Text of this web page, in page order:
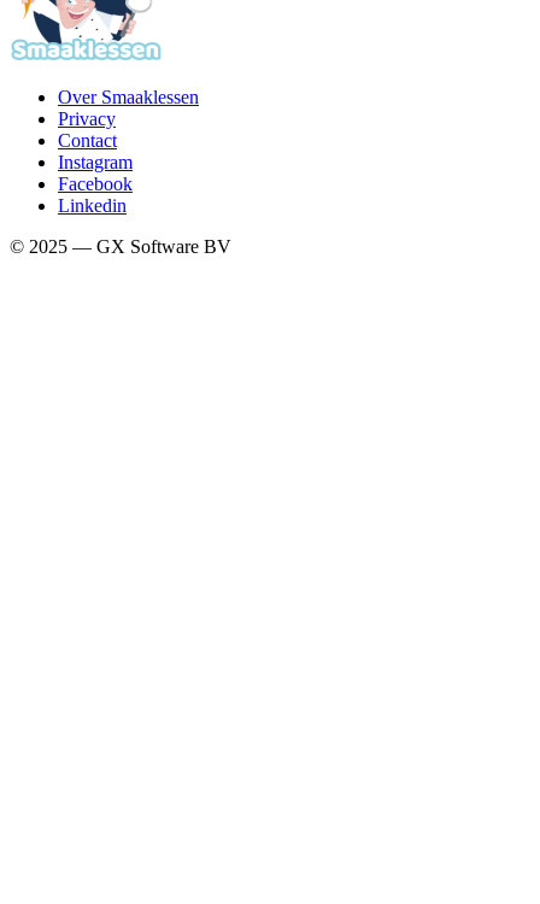
Over Smaaklessen
Privacy
Contact
Instagram
Facebook
Linkedin
© 2025 — GX Software BV